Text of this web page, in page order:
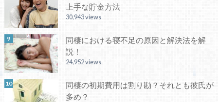
上手な貯金方法
30,943 views
同棲における寝不足の原因と解決法を解
説！
24,952 views
同棲の初期費用は割り勘？それとも彼氏が
多め？